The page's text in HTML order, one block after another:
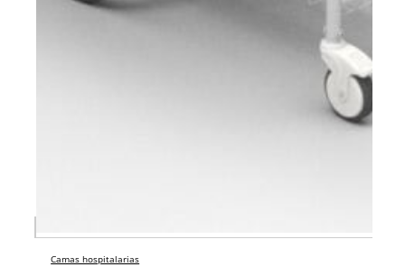
Camas hospitalarias